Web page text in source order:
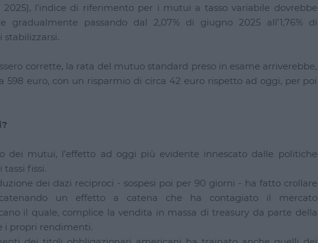
2025), l’indice di riferimento per i mutui a tasso variabile dovrebbe
gradualmente passando dal 2,07% di giugno 2025 all’1,76% di
stabilizzarsi.
corrette, la rata del mutuo standard preso in esame arriverebbe,
598 euro, con un risparmio di circa 42 euro rispetto ad oggi, per poi
dei mutui, l’effetto ad oggi più evidente innescato dalle politiche
fissi.
dei dazi reciproci - sospesi poi per 90 giorni - ha fatto crollare
un effetto a catena che ha contagiato il mercato
il quale, complice la vendita in massa di treasury da parte della
i propri rendimenti.